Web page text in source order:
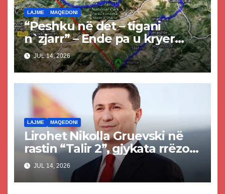
LAJME MAQEDONI
“Peshku në det – tigani
n`zjarr” – Ende pa u kryer
projekti i tunelit, komuna e
Tetovës nis punimet për
rrugën Tetovë – Prizren
JUL 14, 2026
LAJME MAQEDONI
Lirohet Nikolla Gruevski në
rastin “Talir 2”, gjykata rrëzon
akuzat për ndërtimin e
paligjshëm të selisë së VMRO-
DPMNE-së
JUL 14, 2026